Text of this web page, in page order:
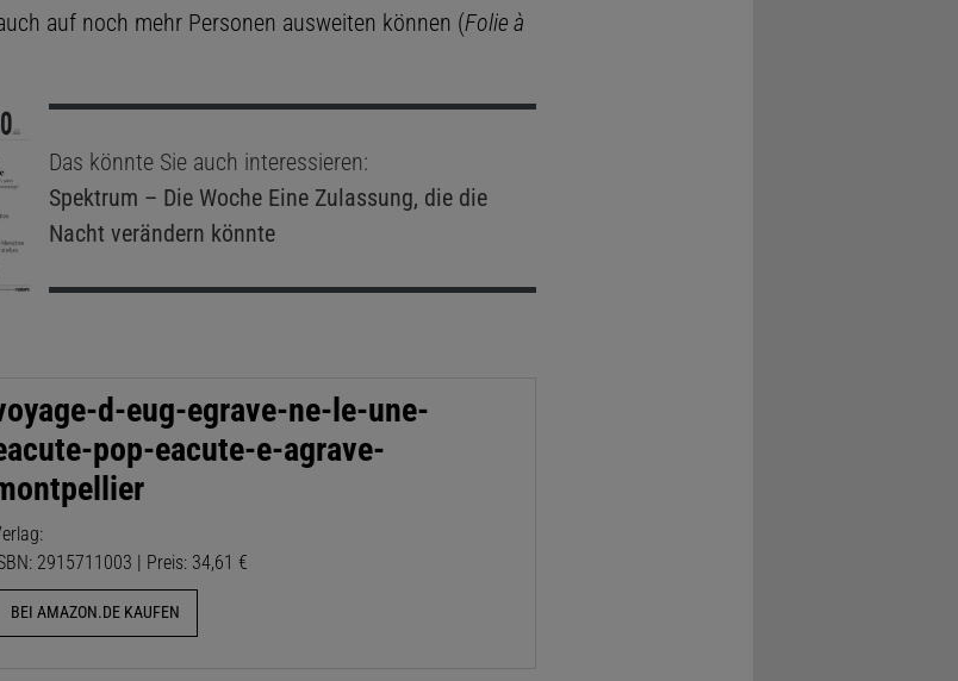
auf noch mehr Personen ausweiten können (Folie à
Das könnte Sie auch interessieren:
Spektrum – Die WocheEine Zulassung, die die
Nacht verändern könnte
d-eug-egrave-ne-le-une-
pop-eacute-e-agrave-
2915711003 | Preis: 34,61 €
BEI AMAZON.DE KAUFEN